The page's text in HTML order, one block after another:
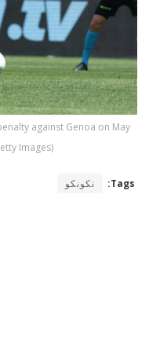
against Genoa on May
Images)
Tags: نكونكو